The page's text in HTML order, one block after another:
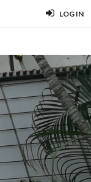
LOG IN